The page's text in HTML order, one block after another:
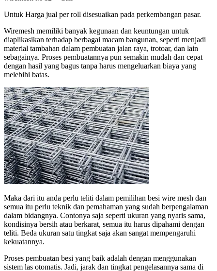
Untuk Harga jual per roll disesuaikan pada perkembangan pasar.
Wiremesh memiliki banyak kegunaan dan keuntungan untuk
diaplikasikan terhadap berbagai macam bangunan, seperti menjadi
material tambahan dalam pembuatan jalan raya, trotoar, dan lain
sebagainya. Proses pembuatannya pun semakin mudah dan cepat
dengan hasil yang bagus tanpa harus mengeluarkan biaya yang
melebihi batas.
Maka dari itu anda perlu teliti dalam pemilihan besi wire mesh dan
semua itu perlu teknik dan pemahaman yang sudah berpengalaman
dalam bidangnya. Contonya saja seperti ukuran yang nyaris sama,
kondisinya bersih atau berkarat, semua itu harus dipahami dengan
teliti. Beda ukuran satu tingkat saja akan sangat mempengaruhi
kekuatannya.
Proses pembuatan besi yang baik adalah dengan menggunakan
sistem las otomatis. Jadi, jarak dan tingkat pengelasannya sama di